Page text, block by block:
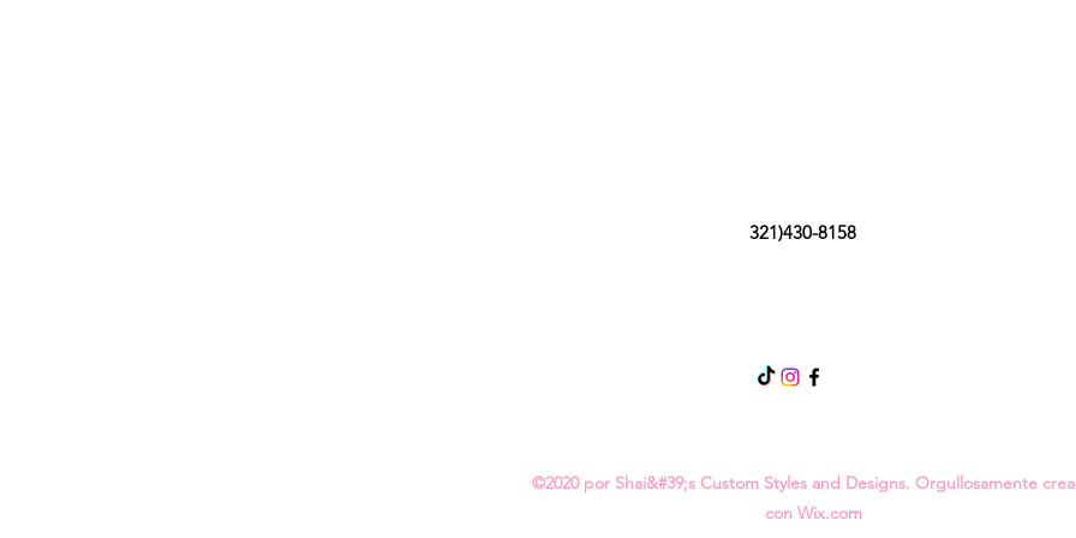
321)430-8158
©2020 por Shai&#39;s Custom Styles and Designs. Orgullosamente
con Wix.com